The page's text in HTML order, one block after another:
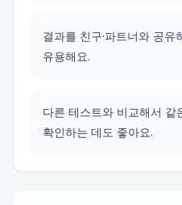
결과를 친구·파트너와 공
유용해요.
다른 테스트와 비교해서 같
확인하는 데도 좋아요.